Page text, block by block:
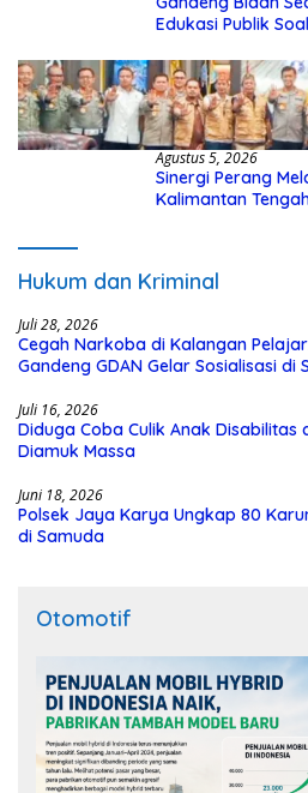
Edukasi Publik
Agustus 5, 2026
Sinergi Perang
Kalimantan
Hukum dan Kriminal
Juli 28, 2026
Cegah Narkoba di Kalangan
Gandeng GDAN Gelar Sosialisasi di
Juli 16, 2026
Diduga Coba Culik Anak Disabilitas
Diamuk Massa
Juni 18, 2026
Polsek Jaya Karya Ungkap 80
di Samuda
Otomotif